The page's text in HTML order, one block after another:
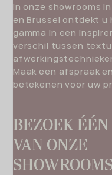
In onze showrooms
en Brussel ontdekt
gamma in een
verschil tussen
Maak een afspraak
betekenen voor uw
BEZOEK ÉÉN
VAN ONZE